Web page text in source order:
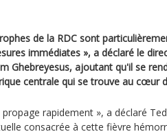
de la RDC sont
immédiates », a déclaré le
Ghebreyesus, ajoutant qu'il se
centrale qui se trouve au cœur
propage rapidement », a déclaré
consacrée à cette fièvre